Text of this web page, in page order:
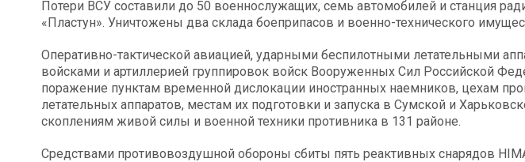
Потери ВСУ составили до 50 военнослужащих, семь автомобилей и станция
«Пластун». Уничтожены два склада боеприпасов и военно-технического
Оперативно-тактической авиацией, ударными беспилотными летательными
войсками и артиллерией группировок войск Вооруженных Сил Российской
поражение пунктам временной дислокации иностранных наемников, цехам
летательных аппаратов, местам их подготовки и запуска в Сумской и
скоплениям живой силы и военной техники противника в 131 районе.
Средствами противовоздушной обороны сбиты пять реактивных снарядов